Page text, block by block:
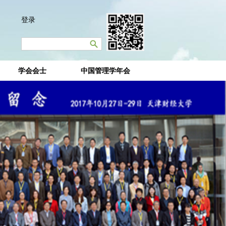
登录
学会会士 中国管理学年会